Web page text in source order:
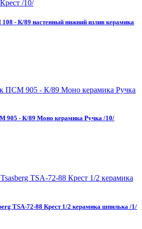
- К/89 настенный нижний излив керамика
905 - К/89 Моно керамика Ручка /10/
TSA-72-88 Крест 1/2 керамика шпилька /1/